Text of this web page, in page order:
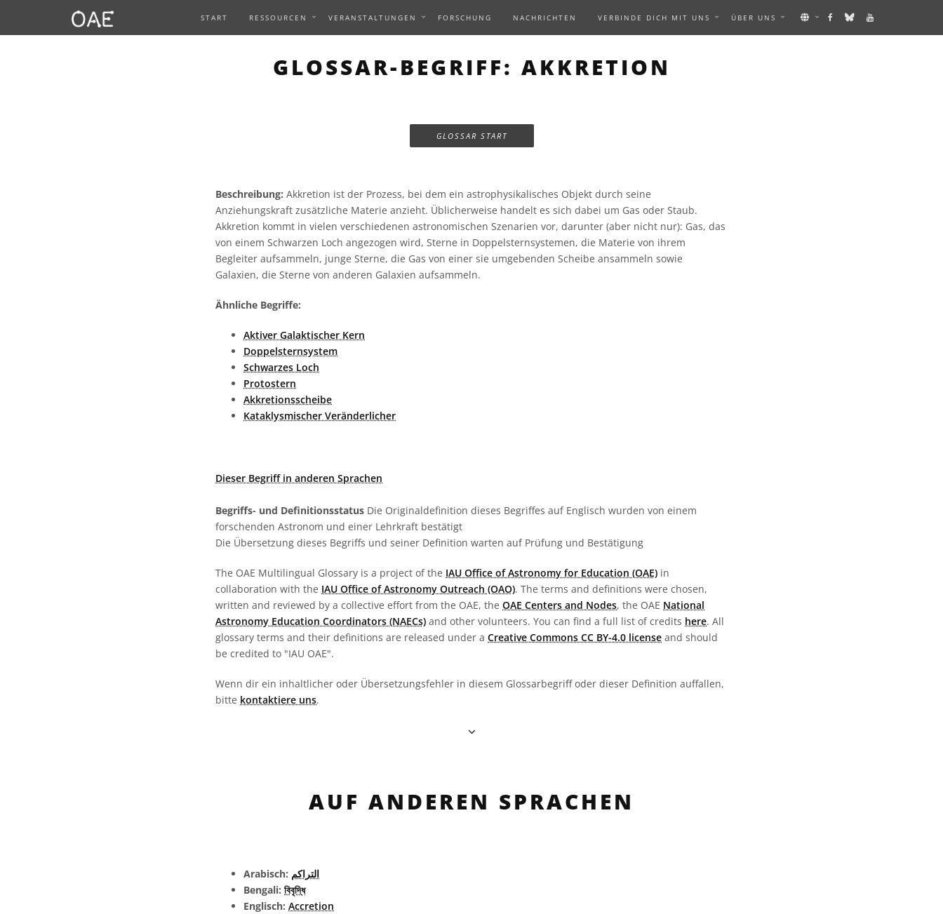
START RESSOURCEN VERANSTALTUNGEN FORSCHUNG NACHRICHTEN VERBINDE DICH MIT UNS ÜBER UNS
GLOSSAR-BEGRIFF: AKKRETION
GLOSSAR START
Beschreibung: Akkretion ist der Prozess, bei dem ein astrophysikalisches Objekt durch seine
Anziehungskraft zusätzliche Materie anzieht. Üblicherweise handelt es sich dabei um Gas oder Staub.
Akkretion kommt in vielen verschiedenen astronomischen Szenarien vor, darunter (aber nicht nur): Gas, das
von einem Schwarzen Loch angezogen wird, Sterne in Doppelsternsystemen, die Materie von ihrem
Begleiter aufsammeln, junge Sterne, die Gas von einer sie umgebenden Scheibe ansammeln sowie
Galaxien, die Sterne von anderen Galaxien aufsammeln.
Ähnliche Begriffe:
Aktiver Galaktischer Kern
Doppelsternsystem
Schwarzes Loch
Protostern
Akkretionsscheibe
Kataklysmischer Veränderlicher
Dieser Begriff in anderen Sprachen
Begriffs- und Definitionsstatus Die Originaldefinition dieses Begriffes auf Englisch wurden von einem
forschenden Astronom und einer Lehrkraft bestätigt
Die Übersetzung dieses Begriffs und seiner Definition warten auf Prüfung und Bestätigung
The OAE Multilingual Glossary is a project of the IAU Office of Astronomy for Education (OAE) in
collaboration with the IAU Office of Astronomy Outreach (OAO). The terms and definitions were chosen,
written and reviewed by a collective effort from the OAE, the OAE Centers and Nodes, the OAE National
Astronomy Education Coordinators (NAECs) and other volunteers. You can find a full list of credits here. All
glossary terms and their definitions are released under a Creative Commons CC BY-4.0 license and should
be credited to "IAU OAE".
Wenn dir ein inhaltlicher oder Übersetzungsfehler in diesem Glossarbegriff oder dieser Definition auffallen,
bitte kontaktiere uns.
AUF ANDEREN SPRACHEN
Arabisch: التراكم
Bengali: বিবৃদ্ধি
Englisch: Accretion